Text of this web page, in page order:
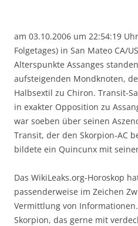
am 03.10.2006 um 22:54:19
Folgetages) in San Mateo CA/
Alterspunkte Assanges
aufsteigenden Mondknoten,
Halbsextil zu Chiron. Transit-
in exakter Opposition zu
war soeben über seinen
Transit, der den Skorpion-AC
bildete ein Quincunx mit
Das WikiLeaks.org-Horoskop
passenderweise im Zeichen
Vermittlung von
Skorpion, das gerne mit